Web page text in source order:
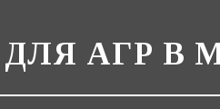
АГР В